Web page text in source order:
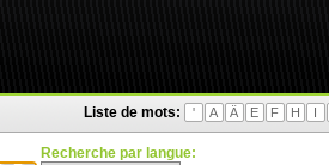
Liste de mots: ' A Ä E F H I
Recherche par langue: